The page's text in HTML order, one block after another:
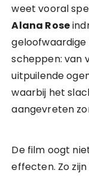
weet vooral
Alana Rose
scheppen: van
uitpuilende
waarbij het
aangevreten
De film oogt
effecten. Zo